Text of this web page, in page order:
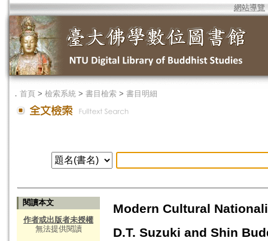
網站導覽
． 首頁 > 檢索系統 > 書目檢索 > 書目明細
閱讀本文
作者或出版者未授權
無法提供閱讀
Modern Cultural
D.T. Suzuki and Shin